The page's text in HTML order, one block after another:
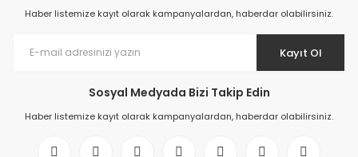
Haber listemize kayıt olarak kampanyalardan, haberdar olabilirsiniz.
Kayıt Ol
Sosyal Medyada Bizi Takip Edin
Haber listemize kayıt olarak kampanyalardan, haberdar olabilirsiniz.